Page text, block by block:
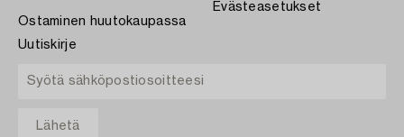
Ostaminen huutokaupassa
Evästeasetukset
Uutiskirje